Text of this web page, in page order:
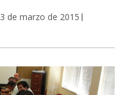
de marzo de 2015